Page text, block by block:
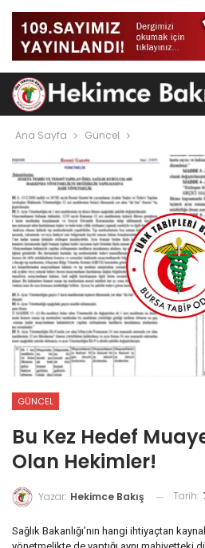
Ana Sayfa Güncel
GÜNCEL
Bu Kez Hedef
Olan Hekimler!
Yazar: Hekimce Bakış Tarih:
Sağlık Bakanlığı’nın hangi ihtiyaçtan